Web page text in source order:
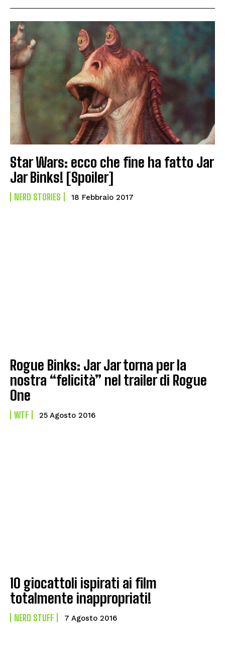
Star Wars: ecco che fine ha fatto Jar
Jar Binks! [Spoiler]
NERD STORIES 18 Febbraio 2017
Rogue Binks: Jar Jar torna per la
nostra “felicità” nel trailer di Rogue
One
WTF 25 Agosto 2016
10 giocattoli ispirati ai film
totalmente inappropriati!
NERD STUFF 7 Agosto 2016